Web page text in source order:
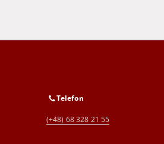
Telefon
(+48) 68 328 21 55